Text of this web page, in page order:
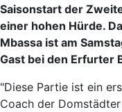
Saisonstart der
einer hohen Hürde.
Mbassa ist am
Gast bei den Erfurter
"Diese Partie ist ein
Coach der